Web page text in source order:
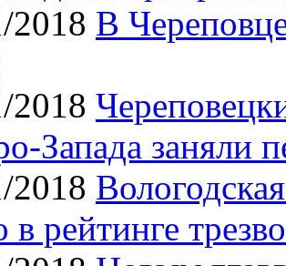
2018 В
2018
Запада заняли
2018
в рейтинге